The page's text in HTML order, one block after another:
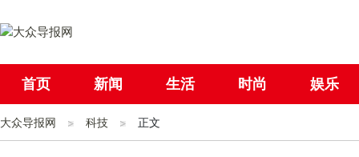
首页 新闻 生活 时尚 娱乐
社会 国际
大众导报网 科技 正文